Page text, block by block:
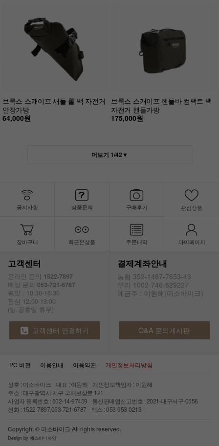
브룩스 스캐이프 새들 롤 백 자전거
안장가방
64,000원
브룩스 스캐이프 핸들바 컴팩트 백
자전거 핸들가방
175,000원
더보기 1/42▼
공지사항 상품문의 구매후기 관심상품
장바구니 최근본상품 주문내역 마이페이지
고객센터
온라인 문의 1522-7897
매장 문의 053-721-6787
평일 : 10:30-16:30
점심 12:00-13:00
(일.공휴일 휴무)
결제계좌안내
농협 352-1487-7653-43
우리 1002-746-829227
예금주 : 이원해(미소바이크)
고객센터 연결하기 Q&A 문의게시판
PC 버전 이용안내 이용약관 개인정보처리방침
상호 : 미소바이크 대표 : 이원해 개인정보책임자 : 이원해
주소 : 대구광역시 서구 국채보상로 121
사업자 등록번호 : 502-14-97459 통신판매업신고번호 : 2021-대구서구-0556
전화 : 1522-7897,053-721-6787 팩스 : 053-953-0213
Copyright © 미소바이크 All rights reserved.
Design by 에스비디자인